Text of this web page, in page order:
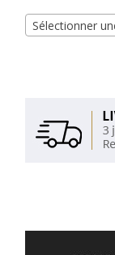
Sélectionner